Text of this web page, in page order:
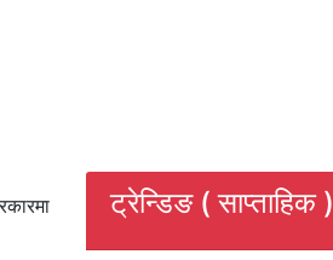
ट्रेन्डिङ ( साप्ताहिक )